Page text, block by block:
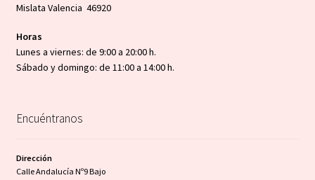
Mislata Valencia 46920
Horas
Lunes a viernes: de 9:00 a 20:00 h.
Sábado y domingo: de 11:00 a 14:00 h.
Encuéntranos
Dirección
Calle Andalucía Nº9 Bajo